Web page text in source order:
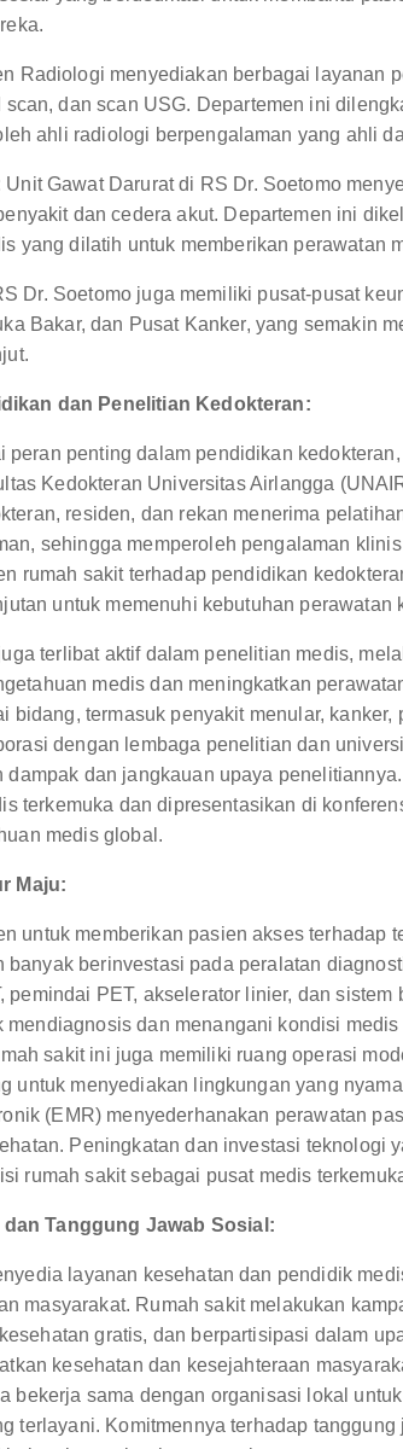
Radiologi menyediakan berbagai layanan
scan, dan scan USG. Departemen ini
ahli radiologi berpengalaman yang ahli
Unit Gawat Darurat di RS Dr. Soetomo
dan cedera akut. Departemen ini
yang dilatih untuk memberikan perawatan
Dr. Soetomo juga memiliki pusat-pusat
Bakar, dan Pusat Kanker, yang semakin
dan Penelitian Kedokteran:
peran penting dalam pendidikan
Kedokteran Universitas Airlangga
residen, dan rekan menerima
sehingga memperoleh pengalaman
rumah sakit terhadap pendidikan
untuk memenuhi kebutuhan perawatan
terlibat aktif dalam penelitian medis,
medis dan meningkatkan
bidang, termasuk penyakit menular, kanker,
dengan lembaga penelitian dan
dampak dan jangkauan upaya
terkemuka dan dipresentasikan di
medis global.
Maju:
untuk memberikan pasien akses terhadap
banyak berinvestasi pada peralatan
pemindai PET, akselerator linier, dan sistem
mendiagnosis dan menangani kondisi
sakit ini juga memiliki ruang operasi
untuk menyediakan lingkungan yang
(EMR) menyederhanakan perawatan
Peningkatan dan investasi teknologi
rumah sakit sebagai pusat medis
Tanggung Jawab Sosial:
layanan kesehatan dan pendidik
masyarakat. Rumah sakit melakukan
gratis, dan berpartisipasi dalam
kesehatan dan kesejahteraan
bekerja sama dengan organisasi lokal
terlayani. Komitmennya terhadap